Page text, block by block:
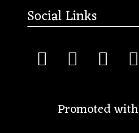
Social Links
Promoted with